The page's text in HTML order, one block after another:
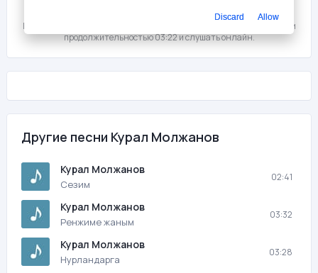
На этой странице вы можете скачать песню бесплатно Курал
Молжанов - Алматы с битрейтом 320 kb/s, размером файла 8,1 мб. и
продолжительностью 03:22 и слушать онлайн.
Другие песни Курал Молжанов
Курал Молжанов
Сезим
02:41
Курал Молжанов
Ренжиме жаным
03:32
Курал Молжанов
Нурландарга
03:28
Discard Allow